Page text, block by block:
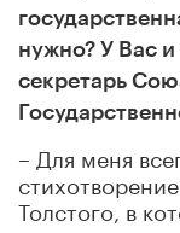
нужно? У Вас
секретарь
– Для меня
Толстого, в